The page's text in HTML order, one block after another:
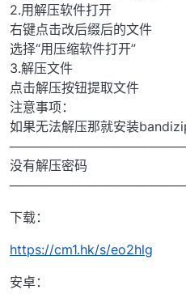
2.用解压软件打开
右键点击改后缀后的文件
选择“用压缩软件打开”
3.解压文件
点击解压按钮提取文件
注意事项：
如果无法解压那就安装
没有解压密码
下载：
https://cm1.hk/s/eo2hlg
安卓：